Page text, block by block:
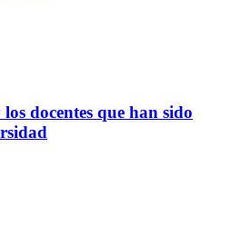
docentes que han sido